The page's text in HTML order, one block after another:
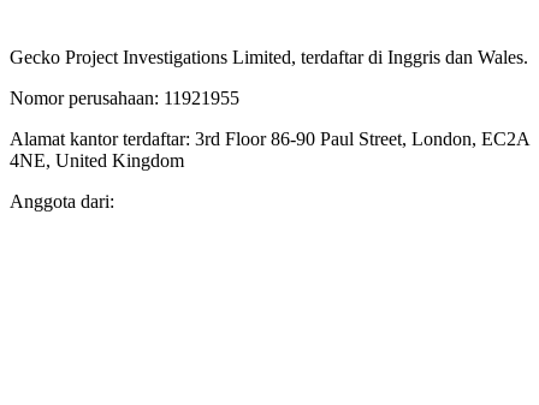
Gecko Project Investigations Limited, terdaftar di Inggris dan Wales.
Nomor perusahaan: 11921955
Alamat kantor terdaftar: 3rd Floor 86-90 Paul Street, London, EC2A
4NE, United Kingdom
Anggota dari: